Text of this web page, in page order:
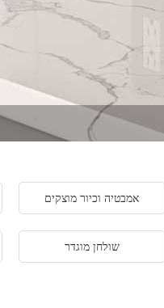
אמבטיה וכיור מוצקים
שולחן מוגדר